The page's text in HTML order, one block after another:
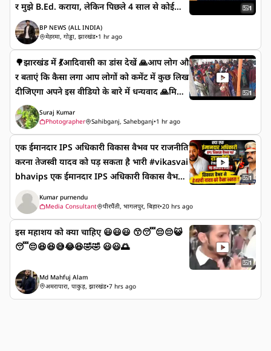
र मुझे B.Ed. कराया, लेकिन पिछले 4 साल से कोई
वैकेंसी नहीं आई है। मैं पटना में रहकर पढ़ाई करता हूं। ह
र महीने 10–12 हजार रुपये का खर्च आता है। आखिर
मेरी मम्मी कहाँ से इतने पैसे देगी? आज B.Ed, PG और
CTET क्वालिफाइड होने के बाद भी मुझे 20 हजार रुपए
की नौकरी नहीं मिलेगी। ऊपर से जब हम आंदोलन करते
हैं, तो पुलिस हमें लाठी से मारती है, डिटेन कर लेती है। प्र
यागराज
1
BP NEWS (ALL INDIA)
मेहरमा, गोड्डा, झारखंड•1 hr ago
🌳झारखंड में 💃आदिवासी का डांस देखें 🙏आप लोग औ
र बताएं कि कैसा लगा आप लोगों को कमेंट में कुछ लिख
दीजिएगा अपने इस वीडियो के बारे में धन्यवाद 🙏मिलते
हैं किसी नेक्स्ट वीडियो में जय हिंद जय भारत 🌳झार
खंड में 💃आदिवासी का डांस देखें 🙏आप लोग और ब
ताएं कि कैसा लगा आप लोगों को कमेंट में कुछ लिख
दीजिएगा अपने इस वीडियो के बारे में धन्यवाद 🙏मिलते
हैं किसी नेक्स्ट वीडियो में जय हिंद जय भारत
1
Suraj Kumar
Photographer
Sahibganj, Sahebganj•1 hr ago
एक ईमानदार IPS अधिकारी विकास वैभव पर राजनीति
करना तेजस्वी यादव को पड़ सकता है भारी #vikasvai
bhavips एक ईमानदार IPS अधिकारी विकास वैभव
पर राजनीति करना तेजस्वी यादव को पड़ सकता है भारी
#vikasvaibhavips
1
Kumar purnendu
Media Consultant
पीरपैंती, भागलपुर, बिहार•20 hrs ago
इस महाशय को क्या चाहिए 😃😃😃 😙😴😔😔😺
😴😔😆😆😅😂😆🤣🤣 😃😃🌅
1
Md Mahfuj Alam
अमरापारा, पाकुड़, झारखंड•7 hrs ago